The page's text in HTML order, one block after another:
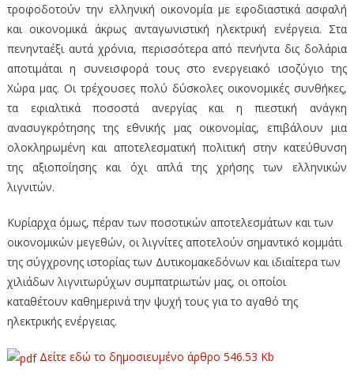
τροφοδοτούν την ελληνική οικονομία με εφοδιαστικά ασφαλή
και οικονομικά άκρως ανταγωνιστική ηλεκτρική ενέργεια. Στα
πενηνταέξι αυτά χρόνια, περισσότερα από πενήντα δις δολάρια
αποτιμάται η συνεισφορά τους στο ενεργειακό ισοζύγιο της
Χώρα μας. Οι τρέχουσες πολύ δύσκολες οικονομικές συνθήκες,
τα εφιαλτικά ποσοστά ανεργίας και η πιεστική ανάγκη
ανασυγκρότησης της εθνικής μας οικονομίας, επιβάλουν μια
ολοκληρωμένη και αποτελεσματική πολιτική στην κατεύθυνση
της αξιοποίησης και όχι απλά της χρήσης των ελληνικών
λιγνιτών.
Kυρίαρχα όμως, πέραν των ποσοτικών αποτελεσμάτων και των
οικονομικών μεγεθών, οι λιγνίτες αποτελούν σημαντικό κομμάτι
της σύγχρονης ιστορίας των Δυτικομακεδόνων και ιδιαίτερα των
χιλιάδων λιγνιτωρύχων συμπατριωτών μας, οι οποίοι
καταθέτουν καθημερινά την ψυχή τους για το αγαθό της
ηλεκτρικής ενέργειας.
Δείτε εδώ το δημοσιευμένο άρθρο 546.53 Kb